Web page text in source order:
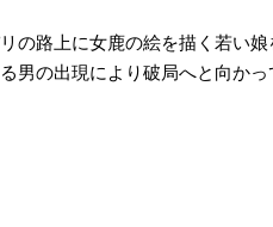
の路上に女鹿の絵を描く若い
男の出現により破局へと向かっ